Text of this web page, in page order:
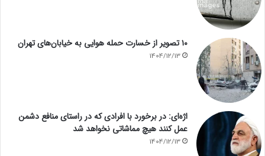
۱۰ تصویر از خسارت حمله هوایی به خیابان‌های تهران
1404/12/13
اژه‌ای: در برخورد با افرادی که در راستای منافع دشمن
عمل کنند هیچ مماشاتی نخواهد شد
1404/12/13